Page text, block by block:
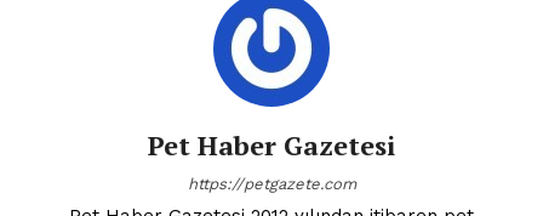
Pet Haber Gazetesi
https://petgazete.com